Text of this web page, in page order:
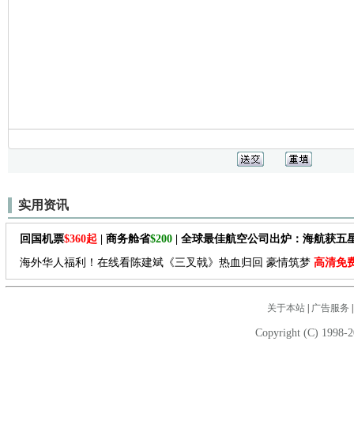
实用资讯
回国机票$360起 | 商务舱省$200 | 全球最佳航空公司出炉：海航获五
海外华人福利！在线看陈建斌《三叉戟》热血归回 豪情筑梦 高清免
关于本站| 广告服务
Copyright (C) 1998-